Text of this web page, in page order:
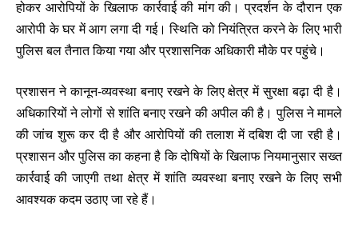
होकर आरोपियों के खिलाफ कार्रवाई की मांग की। प्रदर्शन के दौरान एक
आरोपी के घर में आग लगा दी गई। स्थिति को नियंत्रित करने के लिए भारी
पुलिस बल तैनात किया गया और प्रशासनिक अधिकारी मौके पर पहुंचे।
प्रशासन ने कानून-व्यवस्था बनाए रखने के लिए क्षेत्र में सुरक्षा बढ़ा दी है।
अधिकारियों ने लोगों से शांति बनाए रखने की अपील की है। पुलिस ने मामले
की जांच शुरू कर दी है और आरोपियों की तलाश में दबिश दी जा रही है।
प्रशासन और पुलिस का कहना है कि दोषियों के खिलाफ नियमानुसार सख्त
कार्रवाई की जाएगी तथा क्षेत्र में शांति व्यवस्था बनाए रखने के लिए सभी
आवश्यक कदम उठाए जा रहे हैं।